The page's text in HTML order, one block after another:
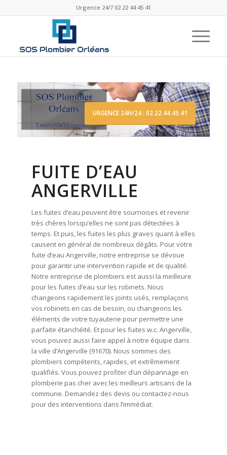
Urgence 24/7 02 22 44 45 41
URGENCE 24H/24 : 02 22 44 45 41
FUITE D’EAU
ANGERVILLE
Les fuites d’eau peuvent être sournoises et revenir
très chères lorsqu’elles ne sont pas détectées à
temps. Et puis, les fuites les plus graves quant à elles
causent en général de nombreux dégâts. Pour votre
fuite d’eau Angerville, notre entreprise se dévoue
pour garantir une intervention rapide et de qualité.
Notre entreprise de plombiers est aussi la meilleure
pour les fuites d’eau sur les robinets. Nous
changeons rapidement les joints usés, remplaçons
vos robinets en cas de besoin, ou changeons les
éléments de votre tuyauterie pour permettre une
parfaite étanchéité. Et pour les fuites w.c. Angerville,
vous pouvez aussi faire appel à notre équipe dans
la ville d’Angerville (91670). Nous sommes des
plombiers compétents, rapides, et extrêmement
qualifiés. Vous pouvez profiter d’un dépannage en
plomberie pas cher avec les meilleurs artisans de la
commune. Demandez des devis ou contactez-nous
pour des interventions dans l’immédiat.